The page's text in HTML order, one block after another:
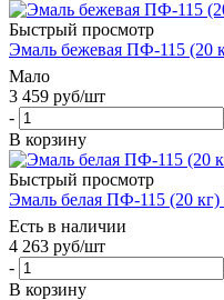
Быстрый просмотр
Эмаль бежевая ПФ-115
Мало
3 459 руб/шт
-
В корзину
Быстрый просмотр
Эмаль белая ПФ-115 (20
Есть в наличии
4 263 руб/шт
-
В корзину